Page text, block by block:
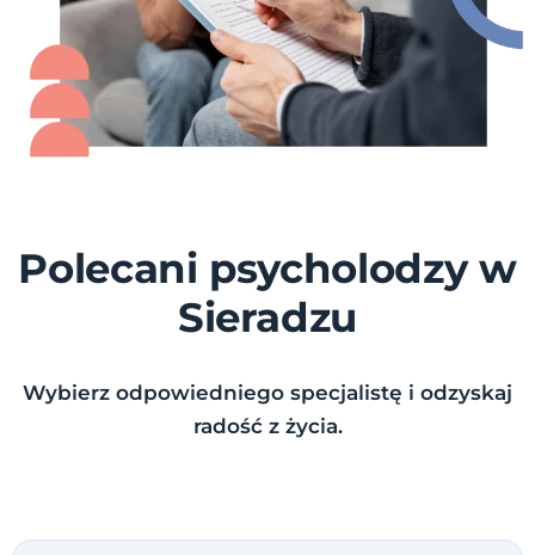
Polecani psycholodzy w
Sieradzu
Wybierz odpowiedniego specjalistę i odzyskaj
radość z życia.